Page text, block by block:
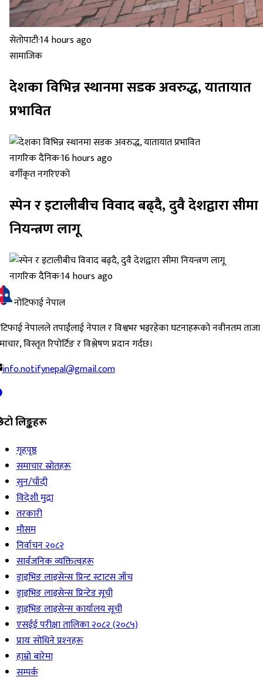
सेतोपाटी·14 hours ago
सामाजिक
देशका विभिन्न स्थानमा सडक अवरुद्ध, यातायात
प्रभावित
नागरिक दैनिक·16 hours ago
वर्गीकृत नगरिएको
स्पेन र इटालीबीच विवाद बढ्दै, दुवै देशद्वारा सीमा
नियन्त्रण लागू
नागरिक दैनिक·14 hours ago
नोटिफाई नेपाल
नेपालले तपाईंलाई नेपाल र विश्वभर भइरहेका घटनाहरूको नवीनतम ताजा
विस्तृत रिपोर्टिङ र विश्लेषण प्रदान गर्दछ।
info.notifynepal@gmail.com
लिङ्कहरू
गृहपृष्ठ
समाचार स्रोतहरू
सुन/चाँदी
विदेशी मुद्रा
तरकारी
मौसम
निर्वाचन २०८२
सार्वजनिक व्यक्तित्वहरू
ड्राइभिङ लाइसेन्स प्रिन्ट स्टाटस जाँच
ड्राइभिङ लाइसेन्स प्रिन्टेड सूची
ड्राइभिङ लाइसेन्स कार्यालय सूची
एसईई परीक्षा तालिका २०८२ (२०८५)
प्रायः सोधिने प्रश्‍नहरू
हाम्रो बारेमा
सम्पर्क